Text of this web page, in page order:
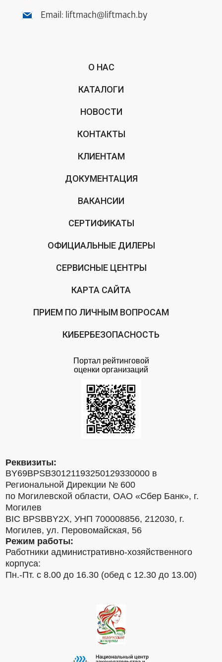
Email: liftmach@liftmach.by
О НАС
КАТАЛОГИ
НОВОСТИ
КОНТАКТЫ
КЛИЕНТАМ
ДОКУМЕНТАЦИЯ
ВАКАНСИИ
СЕРТИФИКАТЫ
ОФИЦИАЛЬНЫЕ ДИЛЕРЫ
СЕРВИСНЫЕ ЦЕНТРЫ
КАРТА САЙТА
ПРИЕМ ПО ЛИЧНЫМ ВОПРОСАМ
КИБЕРБЕЗОПАСНОСТЬ
Портал рейтинговой
оценки организаций
Реквизиты:
BY69BPSB30121193250129330000 в
Региональной Дирекции № 600
по Могилевской области, ОАО «Сбер Банк», г.
Могилев
BIC BPSBBY2X, УНП 700008856, 212030, г.
Могилев, ул. Перовомайская, 56
Режим работы:
Работники административно-хозяйственного
корпуса:
Пн.-Пт. с 8.00 до 16.30 (обед с 12.30 до 13.00)